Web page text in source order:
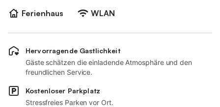
Ferienhaus WLAN
Hervorragende Gastlichkeit
Gäste schätzen die einladende Atmosphäre und den
freundlichen Service.
Kostenloser Parkplatz
Stressfreies Parken vor Ort.